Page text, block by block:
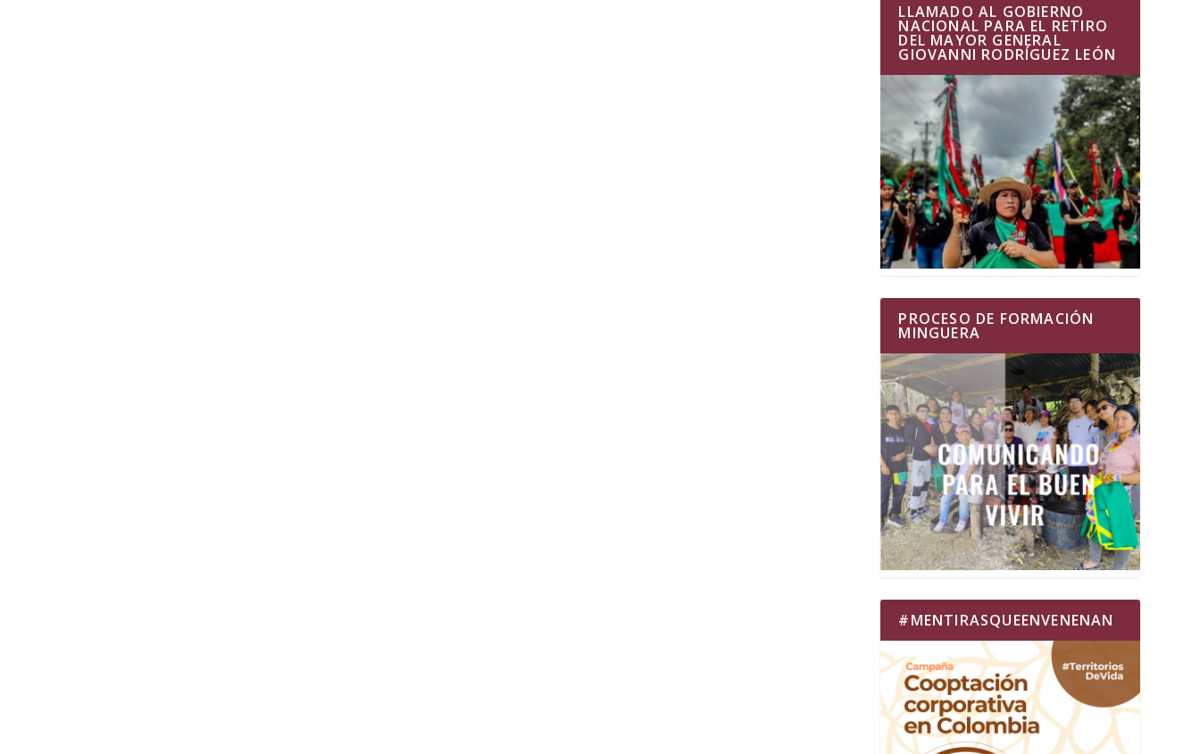
LLAMADO AL GOBIERNO
NACIONAL PARA EL RETIRO
DEL MAYOR GENERAL
GIOVANNI RODRÍGUEZ LEÓN
PROCESO DE FORMACIÓN
MINGUERA
#MENTIRASQUEENVENENAN